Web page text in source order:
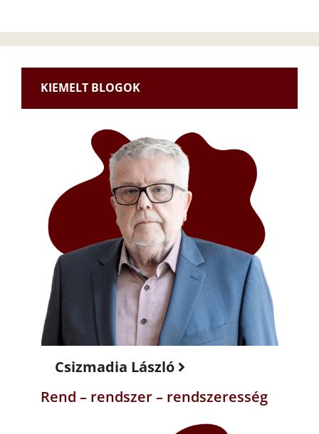
KIEMELT BLOGOK
Csizmadia László
Rend – rendszer – rendszeresség